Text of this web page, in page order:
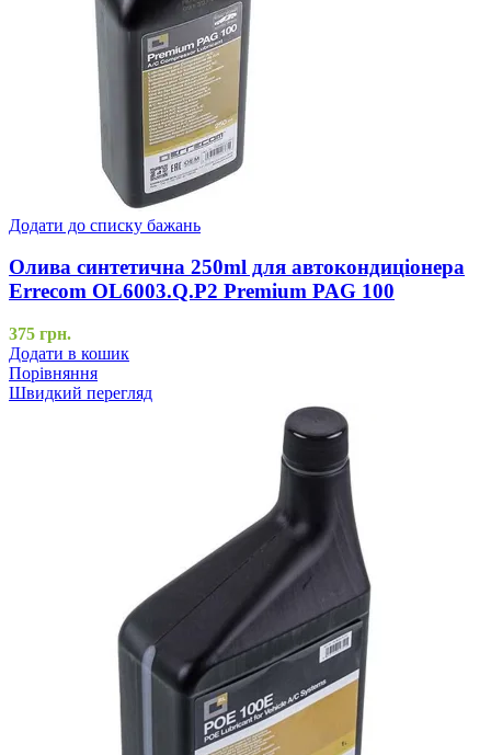
Додати до списку бажань
Олива синтетична 250ml для автокондиціонера
Errecom OL6003.Q.P2 Premium PAG 100
375 грн.
Додати в кошик
Порівняння
Швидкий перегляд